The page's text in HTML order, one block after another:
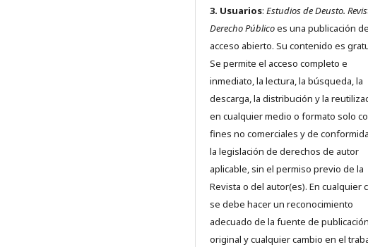
3. Usuarios: Estudios de Deusto.
Derecho Públicoes una publicación de
acceso abierto. Su contenido es
Se permite el acceso completo e
inmediato, la lectura, la búsqueda, la
descarga, la distribución y la
en cualquier medio o formato solo
fines no comerciales y de
la legislación de derechos de autor
aplicable, sin el permiso previo de la
Revista o del autor(es). En cualquier
se debe hacer un reconocimiento
adecuado de la fuente de publicación
original y cualquier cambio en el